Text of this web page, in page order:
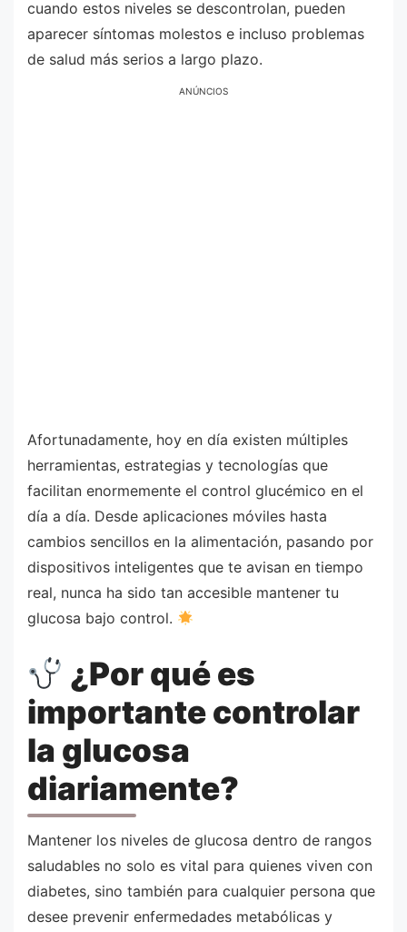
cuando estos niveles se descontrolan, pueden
aparecer síntomas molestos e incluso problemas
de salud más serios a largo plazo.
ANÚNCIOS
Afortunadamente, hoy en día existen múltiples
herramientas, estrategias y tecnologías que
facilitan enormemente el control glucémico en el
día a día. Desde aplicaciones móviles hasta
cambios sencillos en la alimentación, pasando por
dispositivos inteligentes que te avisan en tiempo
real, nunca ha sido tan accesible mantener tu
glucosa bajo control.
¿Por qué es
importante controlar
la glucosa
diariamente?
Mantener los niveles de glucosa dentro de rangos
saludables no solo es vital para quienes viven con
diabetes, sino también para cualquier persona que
desee prevenir enfermedades metabólicas y